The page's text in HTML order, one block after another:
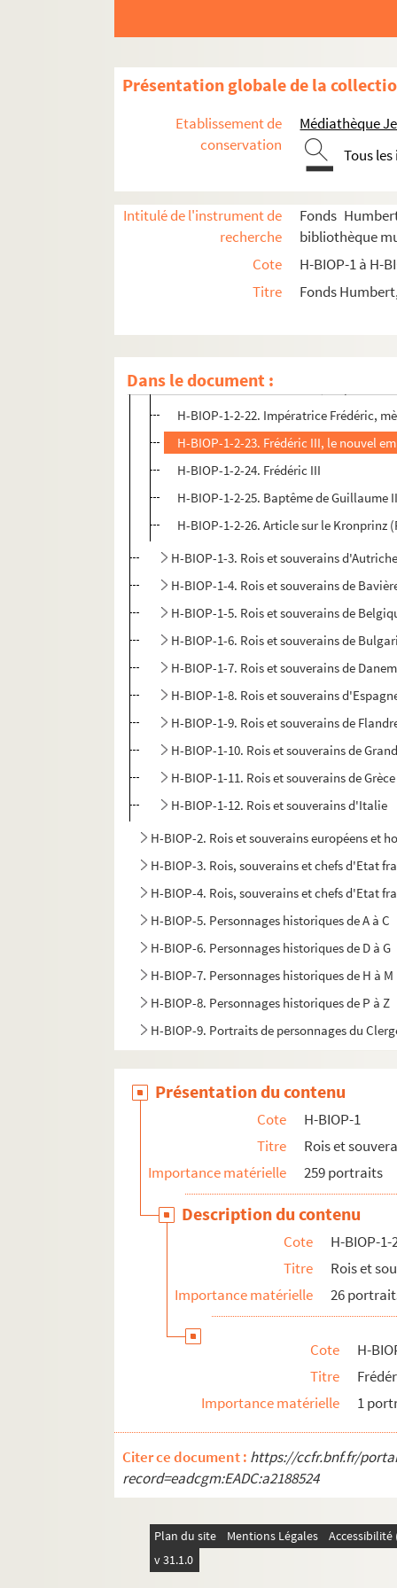
Présentation globale de la
Etablissement de
conservation
Médiathèque
Tous
Intitulé de l'instrument de
recherche
Fonds
bibliothèque
Cote
H-BIOP-1 à H-
Titre
Fonds
Dans le document :
H-BIOP-1-2-10. Guillaume II, empereur
H-BIOP-1-2-12. Guillaume II et famille
H-BIOP-1-2-13. Guillaume II
H-BIOP-1-2-14. Guillaume II
H-BIOP-1-2-15. Guillaume I, empereur
H-BIOP-1-2-16. Chanson "La mort de
H-BIOP-1-2-18. Guillaume I et ses
H-BIOP-1-2-19. Guillaume I, famille
H-BIOP-1-2-20. Frédéric Guillaume I,
H-BIOP-1-2-21. Frédéric III, empereur
H-BIOP-1-2-22. Impératrice Frédéric,
H-BIOP-1-2-23. Frédéric III, le nouvel
H-BIOP-1-2-24. Frédéric III
H-BIOP-1-2-25. Baptême de Guillaume
H-BIOP-1-2-26. Article sur le Kronprinz
H-BIOP-1-3. Rois et souverains
H-BIOP-1-4. Rois et souverains de
H-BIOP-1-5. Rois et souverains de
H-BIOP-1-6. Rois et souverains de
H-BIOP-1-7. Rois et souverains de
H-BIOP-1-8. Rois et souverains
H-BIOP-1-9. Rois et souverains de
H-BIOP-1-10. Rois et souverains de
H-BIOP-1-11. Rois et souverains de Grèce
H-BIOP-1-12. Rois et souverains d'Italie
H-BIOP-2. Rois et souverains européens et
H-BIOP-3. Rois, souverains et chefs d'Etat
H-BIOP-4. Rois, souverains et chefs d'Etat
H-BIOP-5. Personnages historiques de A à C
H-BIOP-6. Personnages historiques de D à G
H-BIOP-7. Personnages historiques de H à M
H-BIOP-8. Personnages historiques de P à Z
H-BIOP-9. Portraits de personnages du
Présentation du contenu
Cote
H-BIOP-1
Titre
Rois et
Importance matérielle
259 portraits
Description du contenu
Cote
H-BIOP-1-
Titre
Rois et
Importance matérielle
26
Cote
H-
Titre
Importance matérielle
1
Citer ce document : https://ccfr.bnf.fr/
record=eadcgm:EADC:a2188524
Plan du site Mentions Légales
v 31.1.0